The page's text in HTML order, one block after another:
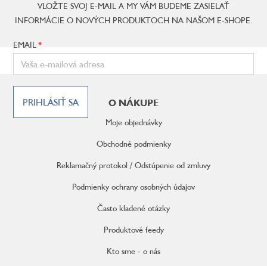
VLOŽTE SVOJ E-MAIL A MY VÁM BUDEME ZASIELAŤ
INFORMÁCIE O NOVÝCH PRODUKTOCH NA NAŠOM E-SHOPE.
EMAIL
PRIHLÁSIŤ SA O NÁKUPE
Moje objednávky
Obchodné podmienky
Reklamačný protokol / Odstúpenie od zmluvy
Podmienky ochrany osobných údajov
Často kladené otázky
Produktové feedy
Kto sme - o nás